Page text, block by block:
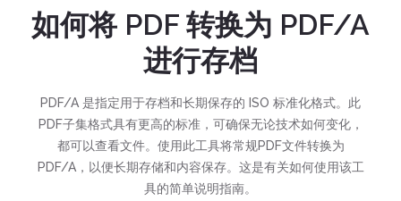
如何将 PDF 转换为 PDF/A
进行存档
PDF/A 是指定用于存档和长期保存的 ISO 标准化格式。此
PDF子集格式具有更高的标准，可确保无论技术如何变化，
都可以查看文件。使用此工具将常规PDF文件转换为
PDF/A，以便长期存储和内容保存。这是有关如何使用该工
具的简单说明指南。